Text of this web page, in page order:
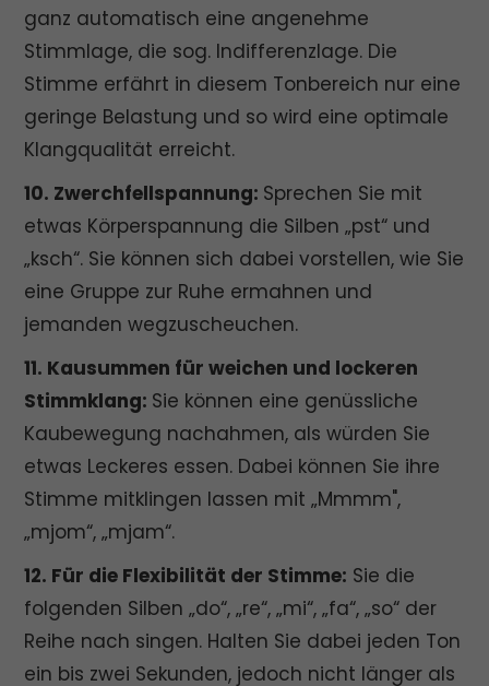
ganz automatisch eine angenehme
Stimmlage, die sog. Indifferenzlage. Die
Stimme erfährt in diesem Tonbereich nur eine
geringe Belastung und so wird eine optimale
Klangqualität erreicht.
10. Zwerchfellspannung: Sprechen Sie mit
etwas Körperspannung die Silben „pst“ und
„ksch“. Sie können sich dabei vorstellen, wie Sie
eine Gruppe zur Ruhe ermahnen und
jemanden wegzuscheuchen.
11. Kausummen für weichen und lockeren
Stimmklang: Sie können eine genüssliche
Kaubewegung nachahmen, als würden Sie
etwas Leckeres essen. Dabei können Sie ihre
Stimme mitklingen lassen mit „Mmmm",
„mjom“, „mjam“.
12. Für die Flexibilität der Stimme: Sie die
folgenden Silben „do“, „re“, „mi“, „fa“, „so“ der
Reihe nach singen. Halten Sie dabei jeden Ton
ein bis zwei Sekunden, jedoch nicht länger als